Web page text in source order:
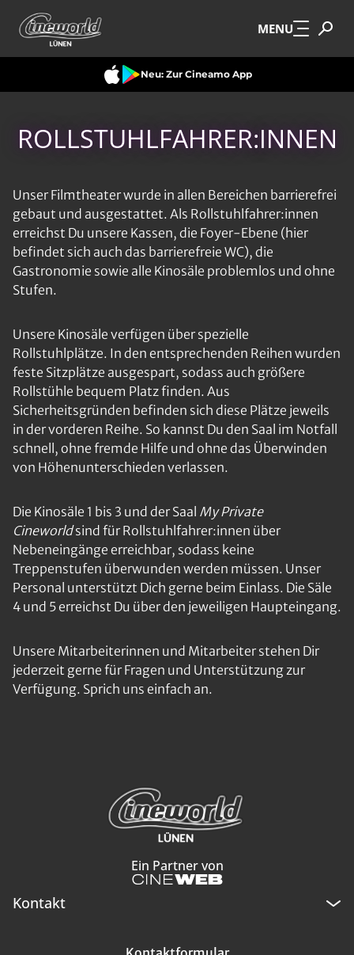
Zum Hauptinhalt springen MENU
Neu: Zur Cineamo App
ROLLSTUHLFAHRER:INNEN
Unser Filmtheater wurde in allen Bereichen barrierefrei
gebaut und ausgestattet. Als Rollstuhlfahrer:innen
erreichst Du unsere Kassen, die Foyer-Ebene (hier
befindet sich auch das barrierefreie WC), die
Gastronomie sowie alle Kinosäle problemlos und ohne
Stufen.
Unsere Kinosäle verfügen über spezielle
Rollstuhlplätze. In den entsprechenden Reihen wurden
feste Sitzplätze ausgespart, sodass auch größere
Rollstühle bequem Platz finden. Aus
Sicherheitsgründen befinden sich diese Plätze jeweils
in der vorderen Reihe. So kannst Du den Saal im Notfall
schnell, ohne fremde Hilfe und ohne das Überwinden
von Höhenunterschieden verlassen.
Die Kinosäle 1 bis 3 und der Saal My Private
Cineworldsind für Rollstuhlfahrer:innen über
Nebeneingänge erreichbar, sodass keine
Treppenstufen überwunden werden müssen. Unser
Personal unterstützt Dich gerne beim Einlass. Die Säle
4 und 5 erreichst Du über den jeweiligen Haupteingang.
Unsere Mitarbeiterinnen und Mitarbeiter stehen Dir
jederzeit gerne für Fragen und Unterstützung zur
Verfügung. Sprich uns einfach an.
Ein Partner von
Kontakt